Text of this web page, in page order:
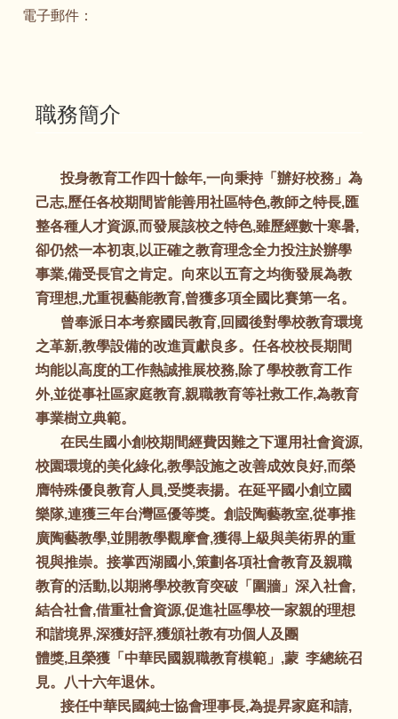
電子郵件：
職務簡介
投身教育工作四十餘年,一向秉持「辦好校務」為
己志,歷任各校期間皆能善用社區特色,教師之特長,匯
整各種人才資源,而發展該校之特色,雖歷經數十寒暑,
卻仍然一本初衷,以正確之教育理念全力投注於辦學
事業,備受長官之肯定。向來以五育之均衡發展為教
育理想,尤重視藝能教育,曾獲多項全國比賽第一名。
曾奉派日本考察國民教育,回國後對學校教育環境
之革新,教學設備的改進貢獻良多。任各校校長期間
均能以高度的工作熱誠推展校務,除了學校教育工作
外,並從事社區家庭教育,親職教育等社救工作,為教育
事業樹立典範。
在民生國小創校期間經費因難之下運用社會資源,
校園環境的美化綠化,教學設施之改善成效良好,而榮
膺特殊優良教育人員,受獎表揚。在延平國小創立國
樂隊,連獲三年台灣區優等獎。創設陶藝教室,從事推
廣陶藝教學,並開教學觀摩會,獲得上級與美術界的重
視與推崇。接掌西湖國小,策劃各項社會教育及親職
教育的活動,以期將學校教育突破「圍牆」深入社會,
結合社會,借重社會資源,促進社區學校一家親的理想
和諧境界,深獲好評,獲頒社教有功個人及團
體獎,且榮獲「中華民國親職教育模範」,蒙 李總統召
見。八十六年退休。
接任中華民國純士協會理事長,為提昇家庭和請,